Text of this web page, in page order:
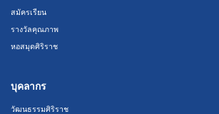
สมัครเรียน
รางวัลคุณภาพ
หอสมุดศิริราช
บุคลากร
วัฒนธรรมศิริราช